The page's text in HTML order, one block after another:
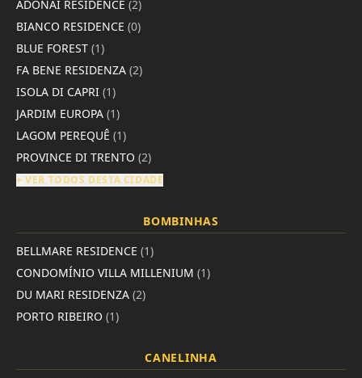
ADONAI RESIDENCE (2)
BIANCO RESIDENCE (0)
BLUE FOREST (1)
FA BENE RESIDENZA (2)
ISOLA DI CAPRI (1)
JARDIM EUROPA (1)
LAGOM PEREQUÊ (1)
PROVINCE DI TRENTO (2)
+ VER TODOS DESTA CIDADE
BOMBINHAS
BELLMARE RESIDENCE (1)
CONDOMÍNIO VILLA MILLENIUM (1)
DU MARI RESIDENZA (2)
PORTO RIBEIRO (1)
CANELINHA